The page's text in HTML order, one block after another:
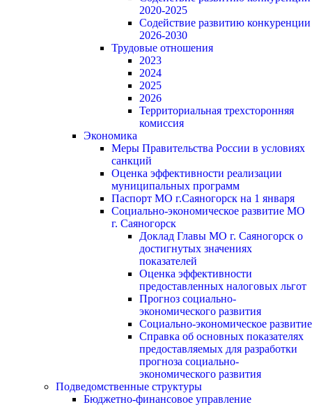
2020-2025
Содействие развитию конкуренции
2026-2030
Трудовые отношения
2023
2024
2025
2026
Территориальная трехсторонняя
комиссия
Экономика
Меры Правительства России в условиях
санкций
Оценка эффективности реализации
муниципальных программ
Паспорт МО г.Саяногорск на 1 января
Социально-экономическое развитие МО
г. Саяногорск
Доклад Главы МО г. Саяногорск о
достигнутых значениях
показателей
Оценка эффективности
предоставленных налоговых льгот
Прогноз социально-
экономического развития
Социально-экономическое развитие
Справка об основных показателях
предоставляемых для разработки
прогноза социально-
экономического развития
Подведомственные структуры
Бюджетно-финансовое управление